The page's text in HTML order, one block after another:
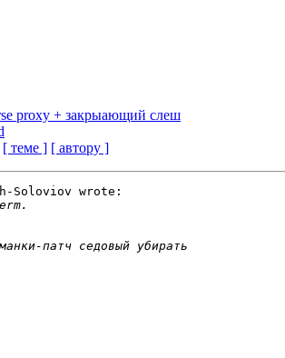
proxy + закрыающий слеш
[ теме ] [ автору ]
Soloviov wrote: